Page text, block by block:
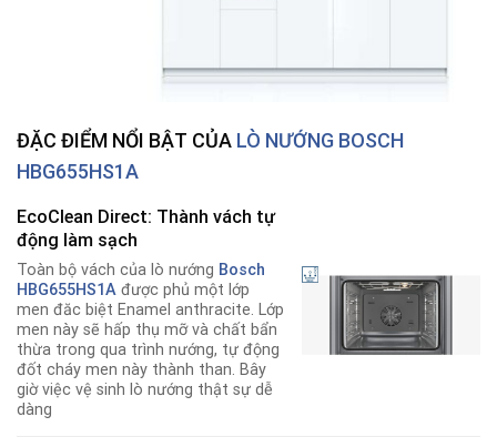
ĐẶC ĐIỂM NỔI BẬT CỦA LÒ NƯỚNG BOSCH
HBG655HS1A
EcoClean Direct: Thành vách tự
động làm sạch
Toàn bộ vách của lò nướng Bosch
HBG655HS1A được phủ một lớp
men đăc biệt Enamel anthracite. Lớp
men này sẽ hấp thụ mỡ và chất bẩn
thừa trong qua trình nướng, tự động
đốt cháy men này thành than. Bây
giờ việc vệ sinh lò nướng thật sự dễ
dàng